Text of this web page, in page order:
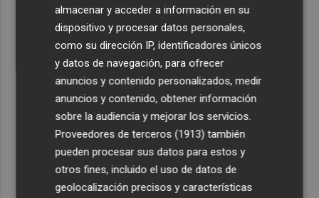
reducen el agua a 27 hm3 en septiembre por la caída de
las reservas
Recibe toda la actualidad de
Plaza Podcast en tu correo
Quiero suscribirme
almacenar y acceder a información en su
dispositivo y procesar datos personales,
como su dirección IP, identificadores únicos
y datos de navegación, para ofrecer
anuncios y contenido personalizados, medir
anuncios y contenido, obtener información
sobre la audiencia y mejorar los servicios.
Proveedores de terceros (1913) también
pueden procesar sus datos para estos y
otros fines, incluido el uso de datos de
geolocalización precisos y características